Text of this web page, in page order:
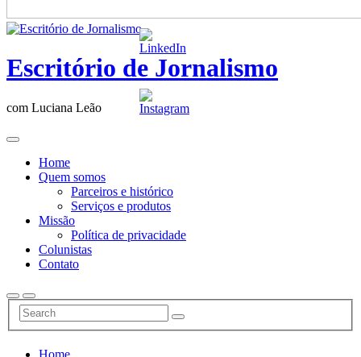
Escritório de Jornalismo
com Luciana Leão
Home
Quem somos
Parceiros e histórico
Serviços e produtos
Missão
Política de privacidade
Colunistas
Contato